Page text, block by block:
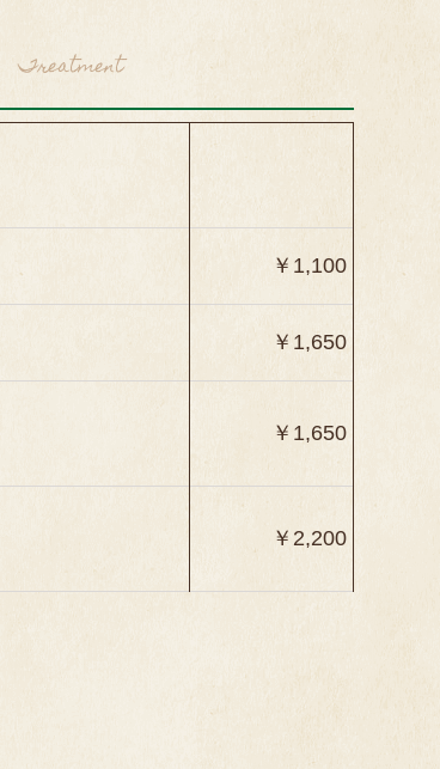
Treatment
￥1,100
￥1,650
￥1,650
￥2,200